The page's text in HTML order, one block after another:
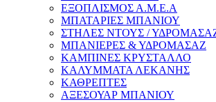
ΕΞΟΠΛΙΣΜΟΣ Α.Μ.Ε.Α
ΜΠΑΤΑΡΙΕΣ ΜΠΑΝΙΟΥ
ΣΤΗΛΕΣ ΝΤΟΥΣ /
ΜΠΑΝΙΕΡΕΣ & ΥΔΡΟΜΑΣΑΖ
ΚΑΜΠΙΝΕΣ ΚΡΥΣΤΑΛΛΟ
ΚΑΛΥΜΜΑΤΑ ΛΕΚΑΝΗΣ
ΚΑΘΡΕΠΤΕΣ
ΑΞΕΣΟΥΑΡ ΜΠΑΝΙΟΥ